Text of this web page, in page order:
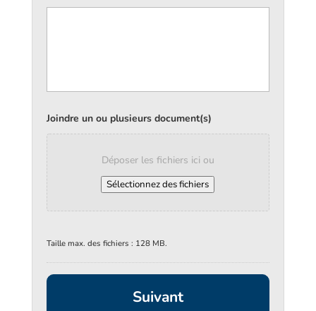
Joindre un ou plusieurs document(s)
Déposer les fichiers ici ou
Sélectionnez des fichiers
Taille max. des fichiers : 128 MB.